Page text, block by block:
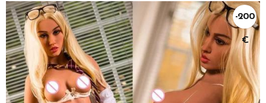
-200
€